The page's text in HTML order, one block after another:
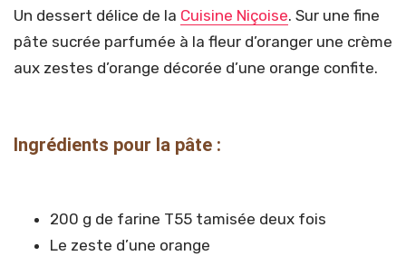
Un dessert délice de la Cuisine Niçoise. Sur une fine
pâte sucrée parfumée à la fleur d’oranger une crème
aux zestes d’orange décorée d’une orange confite.
Ingrédients pour la pâte :
200 g de farine T55 tamisée deux fois
Le zeste d’une orange